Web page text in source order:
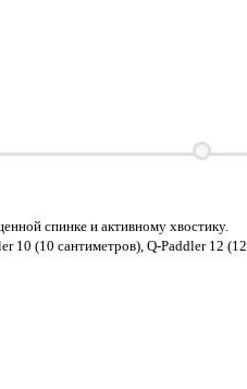
спинке и активному хвостику.
10 (10 сантиметров), Q-Paddler 12 (12